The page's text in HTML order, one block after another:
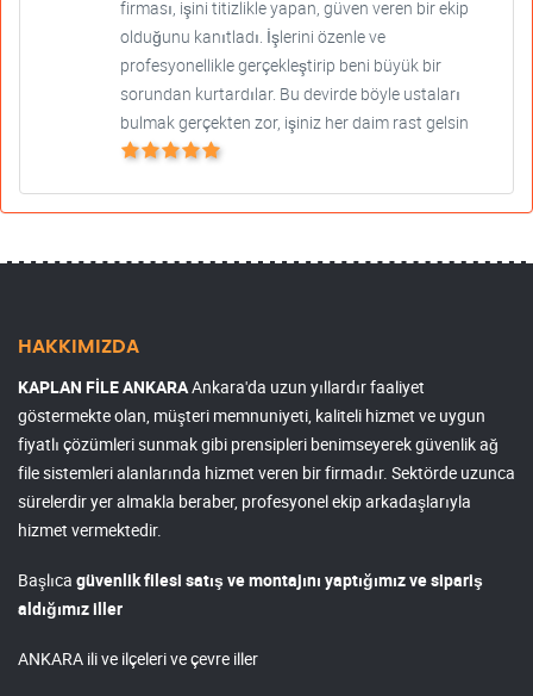
firması, işini titizlikle yapan, güven veren bir ekip
olduğunu kanıtladı. İşlerini özenle ve
profesyonellikle gerçekleştirip beni büyük bir
sorundan kurtardılar. Bu devirde böyle ustaları
bulmak gerçekten zor, işiniz her daim rast gelsin
HAKKIMIZDA
KAPLAN FİLE ANKARAAnkara'da uzun yıllardır faaliyet
göstermekte olan, müşteri memnuniyeti, kaliteli hizmet ve uygun
fiyatlı çözümleri sunmak gibi prensipleri benimseyerek güvenlik ağ
file sistemleri alanlarında hizmet veren bir firmadır. Sektörde uzunca
sürelerdir yer almakla beraber, profesyonel ekip arkadaşlarıyla
hizmet vermektedir.
Başlıca güvenlik filesi satış ve montajını yaptığımız ve sipariş
aldığımız iller
ANKARA ili ve ilçeleri ve çevre iller